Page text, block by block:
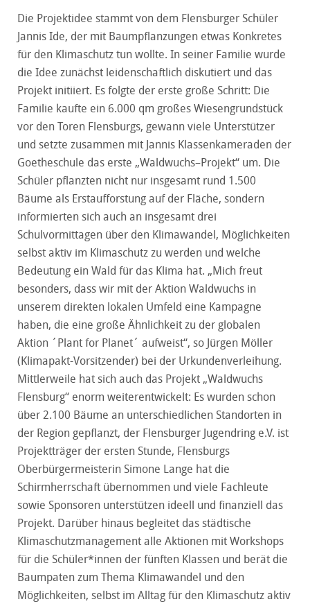
Die Projektidee stammt von dem Flensburger Schüler
Jannis Ide, der mit Baumpflanzungen etwas Konkretes
für den Klimaschutz tun wollte. In seiner Familie wurde
die Idee zunächst leidenschaftlich diskutiert und das
Projekt initiiert. Es folgte der erste große Schritt: Die
Familie kaufte ein 6.000 qm großes Wiesengrundstück
vor den Toren Flensburgs, gewann viele Unterstützer
und setzte zusammen mit Jannis Klassenkameraden der
Goetheschule das erste „Waldwuchs–Projekt“ um. Die
Schüler pflanzten nicht nur insgesamt rund 1.500
Bäume als Erstaufforstung auf der Fläche, sondern
informierten sich auch an insgesamt drei
Schulvormittagen über den Klimawandel, Möglichkeiten
selbst aktiv im Klimaschutz zu werden und welche
Bedeutung ein Wald für das Klima hat. „Mich freut
besonders, dass wir mit der Aktion Waldwuchs in
unserem direkten lokalen Umfeld eine Kampagne
haben, die eine große Ähnlichkeit zu der globalen
Aktion ´Plant for Planet´ aufweist“, so Jürgen Möller
(Klimapakt-Vorsitzender) bei der Urkundenverleihung.
Mittlerweile hat sich auch das Projekt „Waldwuchs
Flensburg“ enorm weiterentwickelt: Es wurden schon
über 2.100 Bäume an unterschiedlichen Standorten in
der Region gepflanzt, der Flensburger Jugendring e.V. ist
Projektträger der ersten Stunde, Flensburgs
Oberbürgermeisterin Simone Lange hat die
Schirmherrschaft übernommen und viele Fachleute
sowie Sponsoren unterstützen ideell und finanziell das
Projekt. Darüber hinaus begleitet das städtische
Klimaschutzmanagement alle Aktionen mit Workshops
für die Schüler*innen der fünften Klassen und berät die
Baumpaten zum Thema Klimawandel und den
Möglichkeiten, selbst im Alltag für den Klimaschutz aktiv